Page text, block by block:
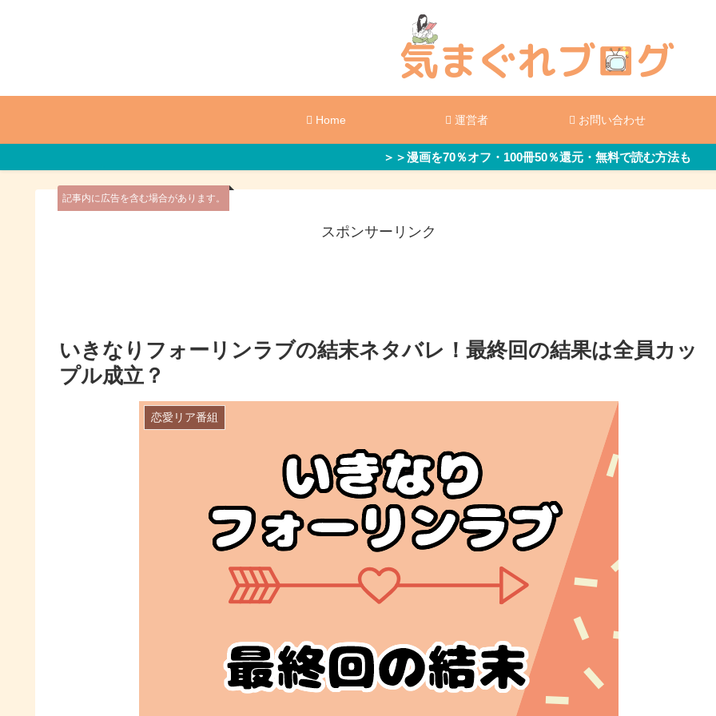
Home 運営者 お問い合わせ
＞＞漫画を70％オフ・100冊50％還元・無料で読む方法も
記事内に広告を含む場合があります。
スポンサーリンク
いきなりフォーリンラブの結末ネタバレ！最終回の結果は全員カッ
プル成立？
恋愛リア番組